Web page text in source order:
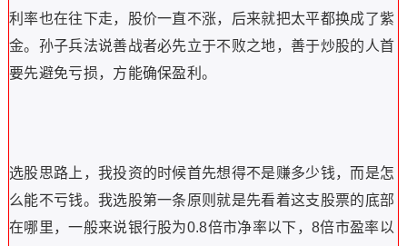
利率也在往下走，股价一直不涨，后来就把太平都换成了紫
金。孙子兵法说善战者必先立于不败之地，善于炒股的人首
要先避免亏损，方能确保盈利。
选股思路上，我投资的时候首先想得不是赚多少钱，而是怎
么能不亏钱。我选股第一条原则就是先看着这支股票的底部
在哪里，一般来说银行股为0.8倍市净率以下，8倍市盈率以